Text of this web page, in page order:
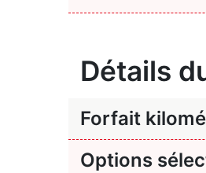
Détails
Forfait
Options